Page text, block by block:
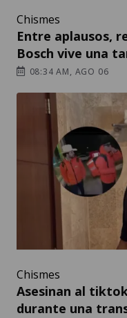
Chismes
Entre aplausos,
Bosch vive una
08:34 AM, AGO 06
Chismes
Asesinan al
durante una